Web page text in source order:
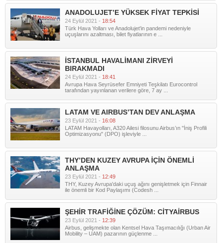
ANADOLUJET’E YÜKSEK FİYAT TEPKİSİ
24 Eylül 2021 - 18:54
Türk Hava Yolları ve Anadolujet'in pandemi nedeniyle
uçuşlarını azaltması, bilet fiyatlarının e ...
İSTANBUL HAVALİMANI ZİRVEYİ
BIRAKMADI
24 Eylül 2021 - 18:41
Avrupa Hava Seyrüsefer Emniyeti Teşkilatı Eurocontrol
tarafından yayınlanan verilere göre, 7 ay ...
LATAM VE AIRBUS’TAN DEV ANLAŞMA
23 Eylül 2021 - 16:08
LATAM Havayolları, A320 Ailesi filosunu Airbus’ın "İniş Profili
Optimizasyonu" (DPO) işleviyle ...
THY’DEN KUZEY AVRUPA İÇİN ÖNEMLİ
ANLAŞMA
23 Eylül 2021 - 12:49
THY, Kuzey Avrupa'daki uçuş ağını genişletmek için Finnair
ile önemli bir Kod Paylaşımı (Codesh ...
ŞEHİR TRAFİĞİNE ÇÖZÜM: CİTYAİRBUS
23 Eylül 2021 - 12:39
Airbus, gelişmekte olan Kentsel Hava Taşımacılığı (Urban Air
Mobility – UAM) pazarının güçlenme ...